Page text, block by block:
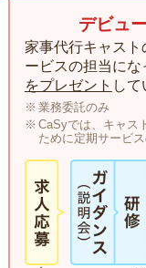
デビュ
家事代行キャス
ービスの担当にな
をプレゼント して
業務委託のみ
CaSyでは、キャス
ために定期サービ